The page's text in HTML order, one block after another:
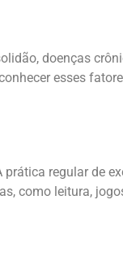
doenças
esses
regular de
como leitura,